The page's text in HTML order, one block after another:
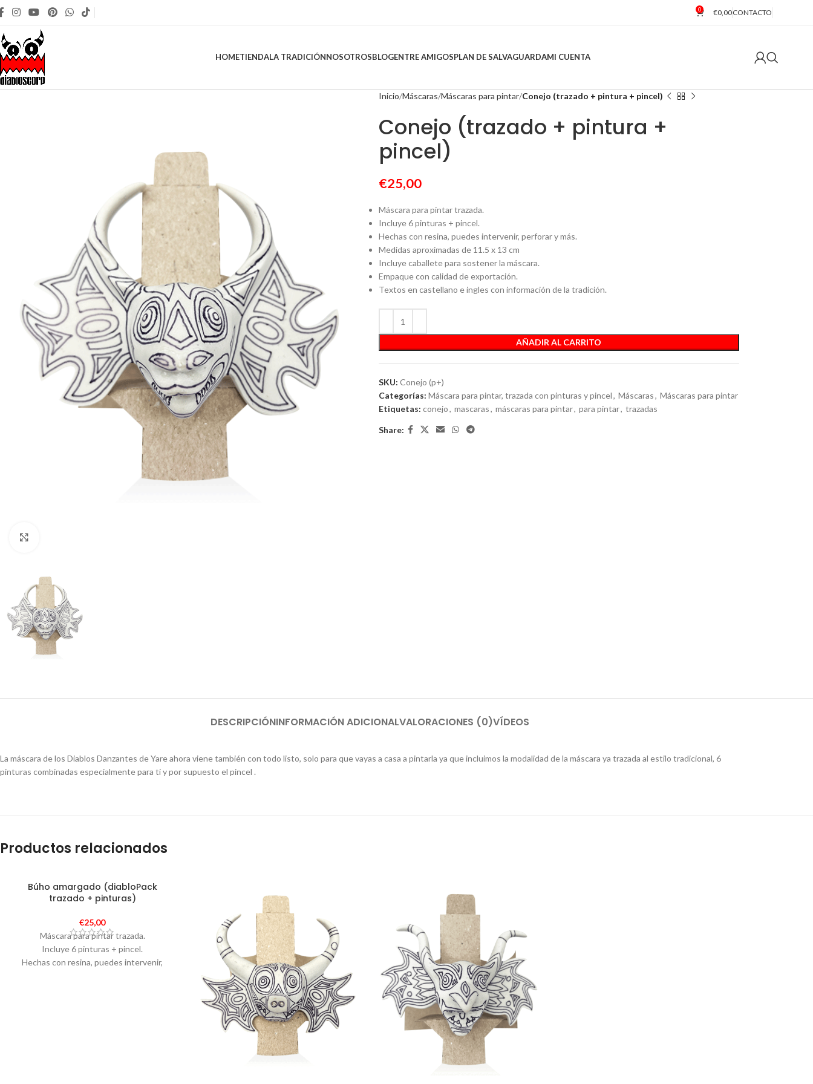
0 €0,00CONTACTO
HOMETIENDALA TRADICIÓNNOSOTROSBLOGENTRE AMIGOSPLAN DE SALVAGUARDAMI CUENTA
Inicio Máscaras Máscaras para pintar Conejo (trazado + pintura + pincel)
Conejo (trazado + pintura +
pincel)
€25,00
Máscara para pintar trazada.
Incluye 6 pinturas + pincel.
Hechas con resina, puedes intervenir, perforar y más.
Medidas aproximadas de 11.5 x 13 cm
Incluye caballete para sostener la máscara.
Empaque con calidad de exportación.
Textos en castellano e ingles con información de la tradición.
AÑADIR AL CARRITO
SKU: Conejo (p+)
Categorías: Máscara para pintar, trazada con pinturas y pincel, Máscaras, Máscaras para pintar
Etiquetas: conejo, mascaras, máscaras para pintar, para pintar, trazadas
Share:
DESCRIPCIÓNINFORMACIÓN ADICIONALVALORACIONES (0)VÍDEOS
La máscara de los Diablos Danzantes de Yare ahora viene también con todo listo, solo para que vayas a casa a pintarla ya que incluimos la modalidad de la máscara ya trazada al estilo tradicional, 6
pinturas combinadas especialmente para ti y por supuesto el pincel .
Productos relacionados
Búho amargado (diabloPack
trazado + pinturas)
€25,00
Máscara para pintar trazada.
Incluye 6 pinturas + pincel.
Hechas con resina, puedes intervenir,